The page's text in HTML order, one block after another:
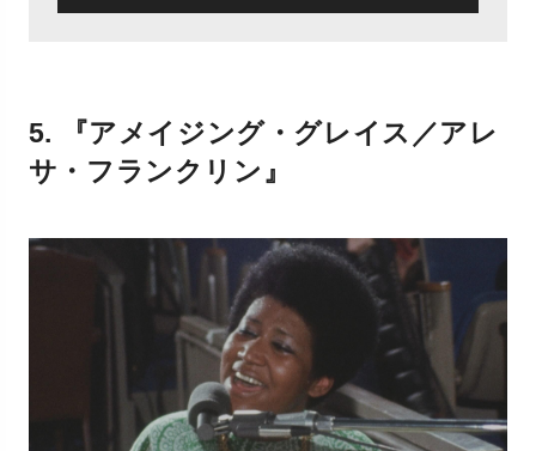
5. 『アメイジング・グレイス／アレ
サ・フランクリン』